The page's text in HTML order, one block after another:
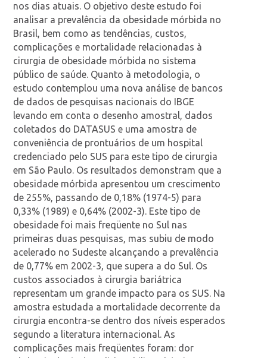
nos dias atuais. O objetivo deste estudo foi
analisar a prevalência da obesidade mórbida no
Brasil, bem como as tendências, custos,
complicações e mortalidade relacionadas à
cirurgia de obesidade mórbida no sistema
público de saúde. Quanto à metodologia, o
estudo contemplou uma nova análise de bancos
de dados de pesquisas nacionais do IBGE
levando em conta o desenho amostral, dados
coletados do DATASUS e uma amostra de
conveniência de prontuários de um hospital
credenciado pelo SUS para este tipo de cirurgia
em São Paulo. Os resultados demonstram que a
obesidade mórbida apresentou um crescimento
de 255%, passando de 0,18% (1974-5) para
0,33% (1989) e 0,64% (2002-3). Este tipo de
obesidade foi mais freqüente no Sul nas
primeiras duas pesquisas, mas subiu de modo
acelerado no Sudeste alcançando a prevalência
de 0,77% em 2002-3, que supera a do Sul. Os
custos associados à cirurgia bariátrica
representam um grande impacto para os SUS. Na
amostra estudada a mortalidade decorrente da
cirurgia encontra-se dentro dos níveis esperados
segundo a literatura internacional. As
complicações mais freqüentes foram: dor